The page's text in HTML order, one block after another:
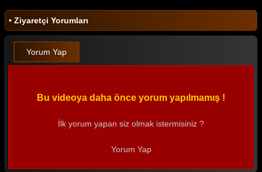
• Ziyaretçi Yorumları
Yorum Yap
Bu videoya daha önce yorum yapılmamış !
İlk yorum yapan siz olmak istermisiniz ?
Yorum Yap